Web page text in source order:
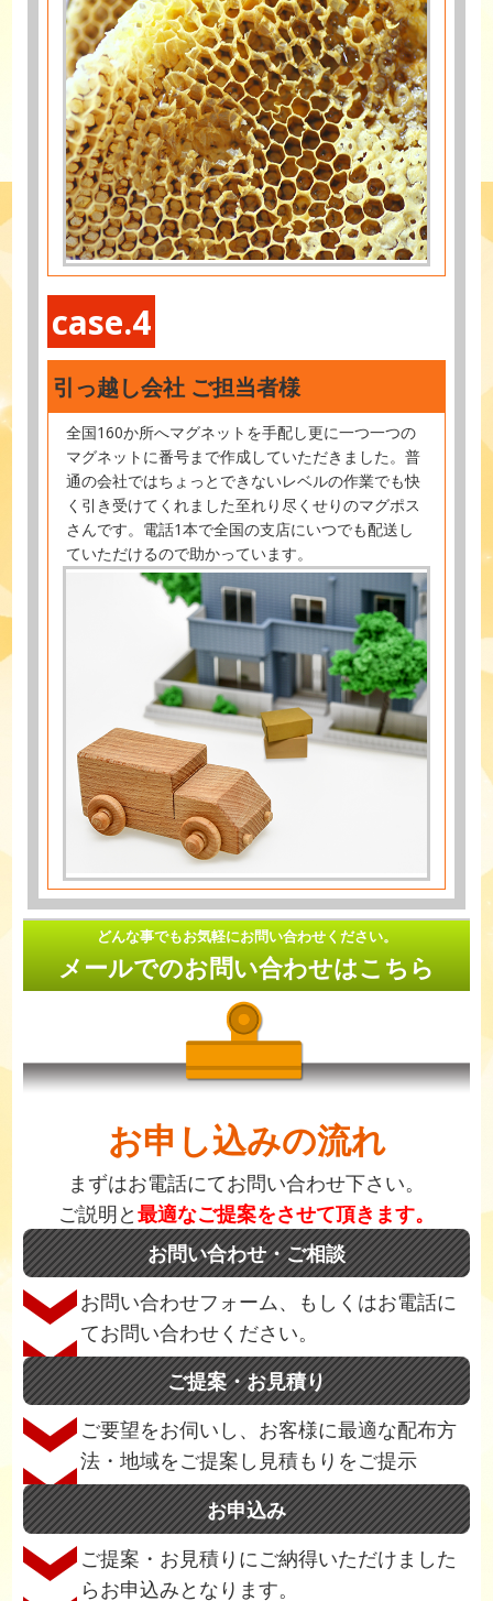
case.4
引っ越し会社 ご担当者様
全国160か所へマグネットを手配し更に一つ一つの
マグネットに番号まで作成していただきました。普
通の会社ではちょっとできないレベルの作業でも快
く引き受けてくれました至れり尽くせりのマグポス
さんです。電話1本で全国の支店にいつでも配送し
ていただけるので助かっています。
どんな事でもお気軽にお問い合わせください。
メールでのお問い合わせはこちら
お申し込みの流れ
まずはお電話にてお問い合わせ下さい。
ご説明と最適なご提案をさせて頂きます。
お問い合わせ・ご相談
お問い合わせフォーム、もしくはお電話に
てお問い合わせください。
ご提案・お見積り
ご要望をお伺いし、お客様に最適な配布方
法・地域をご提案し見積もりをご提示
お申込み
ご提案・お見積りにご納得いただけました
らお申込みとなります。